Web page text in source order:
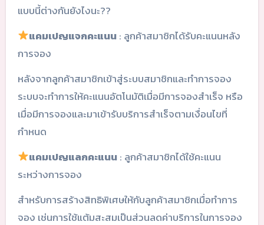
แบบนี้ต่างกันยังไงนะ??
แคมเปญแจกคะแนน: ลูกค้าสมาชิกได้รับคะแนนหลัง
การจอง
หลังจากลูกค้าสมาชิกเข้าสู่ระบบสมาชิกและทำการจอง
ระบบจะทำการให้คะแนนอัตโนมัติเมื่อมีการจองสำเร็จ หรือ
เมื่อมีการจองและมาเข้ารับบริการสำเร็จตามเงื่อนไขที่
กำหนด
แคมเปญแลกคะแนน: ลูกค้าสมาชิกได้ใช้คะแนน
ระหว่างการจอง
สำหรับการสร้างสิทธิพิเศษให้กับลูกค้าสมาชิกเมื่อทำการ
จอง เช่นการใช้แต้มสะสมเป็นส่วนลดค่าบริการในการจอง